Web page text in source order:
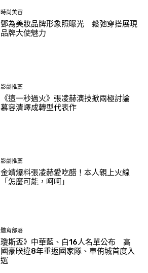
時尚美容
鄧為美妝品牌形象照曝光 鬆弛穿搭展現
品牌大使魅力
影劇推薦
《這一秒過火》張凌赫演技掀兩極討論
慕容清嶧成轉型代表作
影劇推薦
金靖爆料張凌赫愛吃醋！本人親上火線
「怎麼可能，呵呵」
體育部落
瓊斯盃》中華藍、白16人名單公布 高
國豪暌違8年重返國家隊、車侑城首度入
選